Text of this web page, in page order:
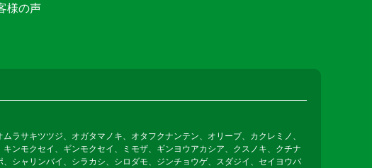
様の声
ラサキツツジ、オガタマノキ、オタフクナンテン、オリーブ、カクレミノ、
ンモクセイ、ギンモクセイ、ミモザ、ギンヨウアカシア、クスノキ、クチナ
シャリンバイ、シラカシ、シロダモ、ジンチョウゲ、スダジイ、セイヨウバ